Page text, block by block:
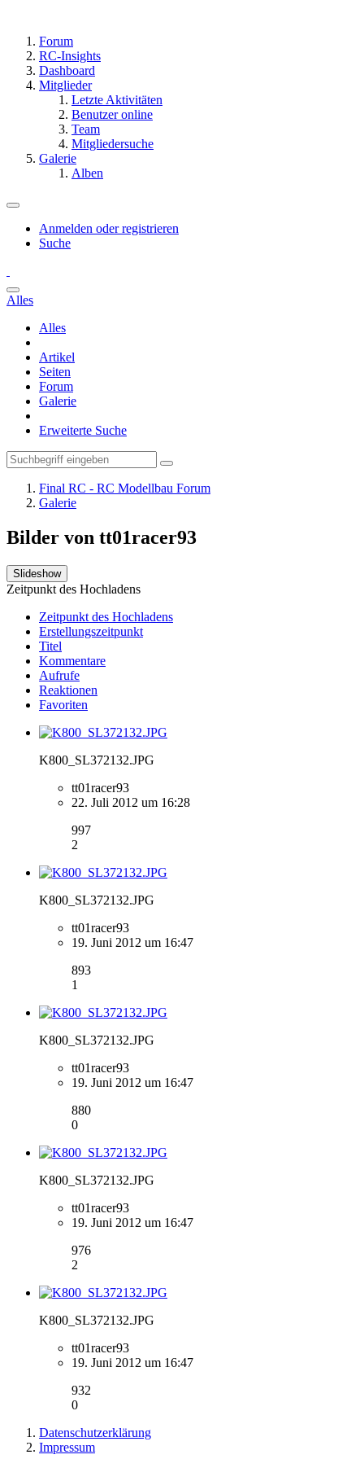
Forum
RC-Insights
Dashboard
Mitglieder
Letzte Aktivitäten
Benutzer online
Team
Mitgliedersuche
Galerie
Alben
Anmelden oder registrieren
Suche
Alles
Alles
Artikel
Seiten
Forum
Galerie
Erweiterte Suche
Final RC - RC Modellbau Forum
Galerie
Bilder von tt01racer93
Slideshow
Zeitpunkt des Hochladens
Zeitpunkt des Hochladens
Erstellungszeitpunkt
Titel
Kommentare
Aufrufe
Reaktionen
Favoriten
K800_SL372132.JPG
tt01racer93
22. Juli 2012 um 16:28
997
2
K800_SL372132.JPG
tt01racer93
19. Juni 2012 um 16:47
893
1
K800_SL372132.JPG
tt01racer93
19. Juni 2012 um 16:47
880
0
K800_SL372132.JPG
tt01racer93
19. Juni 2012 um 16:47
976
2
K800_SL372132.JPG
tt01racer93
19. Juni 2012 um 16:47
932
0
Datenschutzerklärung
Impressum